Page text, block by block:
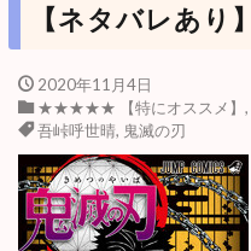
【ネタバレあり】
2020年11月4日
★★★★★ 【特にオススメ】 ,
吾峠呼世晴, 鬼滅の刃